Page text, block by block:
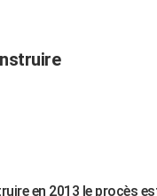
en 2013 le procès